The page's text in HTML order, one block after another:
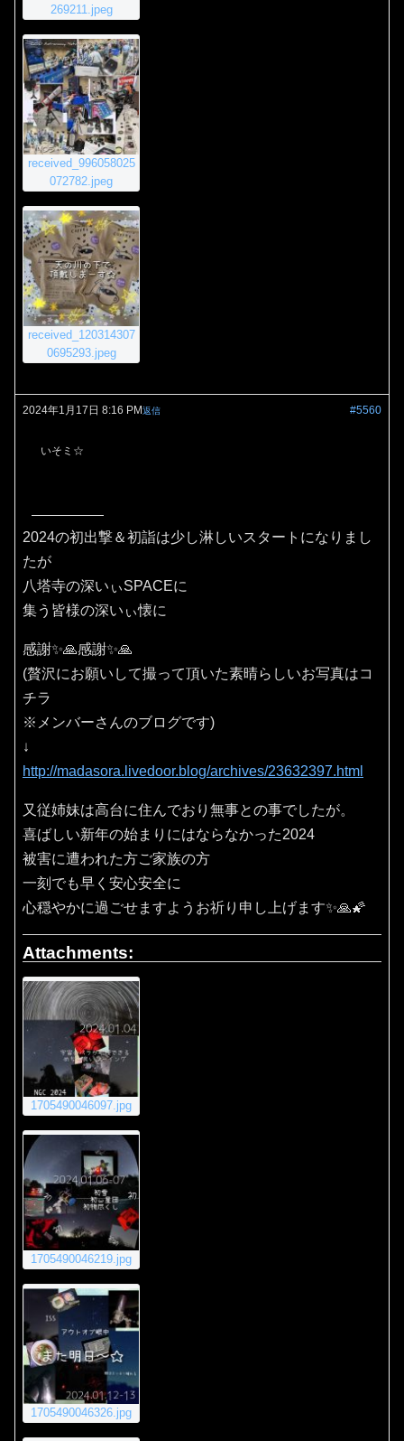
269211.jpeg
received_996058025
072782.jpeg
received_120314307
0695293.jpeg
2024年1月17日 8:16 PM #5560
返信
いそミ☆
2024の初出撃＆初詣は少し淋しいスタートになりまし
たが
八塔寺の深いぃSPACEに
集う皆様の深いぃ懐に
感謝✨🙏感謝✨🙏
(贅沢にお願いして撮って頂いた素晴らしいお写真はコ
チラ
※メンバーさんのブログです)
↓
http://madasora.livedoor.blog/archives/23632397.html
又従姉妹は高台に住んでおり無事との事でしたが。
喜ばしい新年の始まりにはならなかった2024
被害に遭われた方ご家族の方
一刻でも早く安心安全に
心穏やかに過ごせますようお祈り申し上げます✨🙏🌠
Attachments:
1705490046097.jpg
1705490046219.jpg
1705490046326.jpg